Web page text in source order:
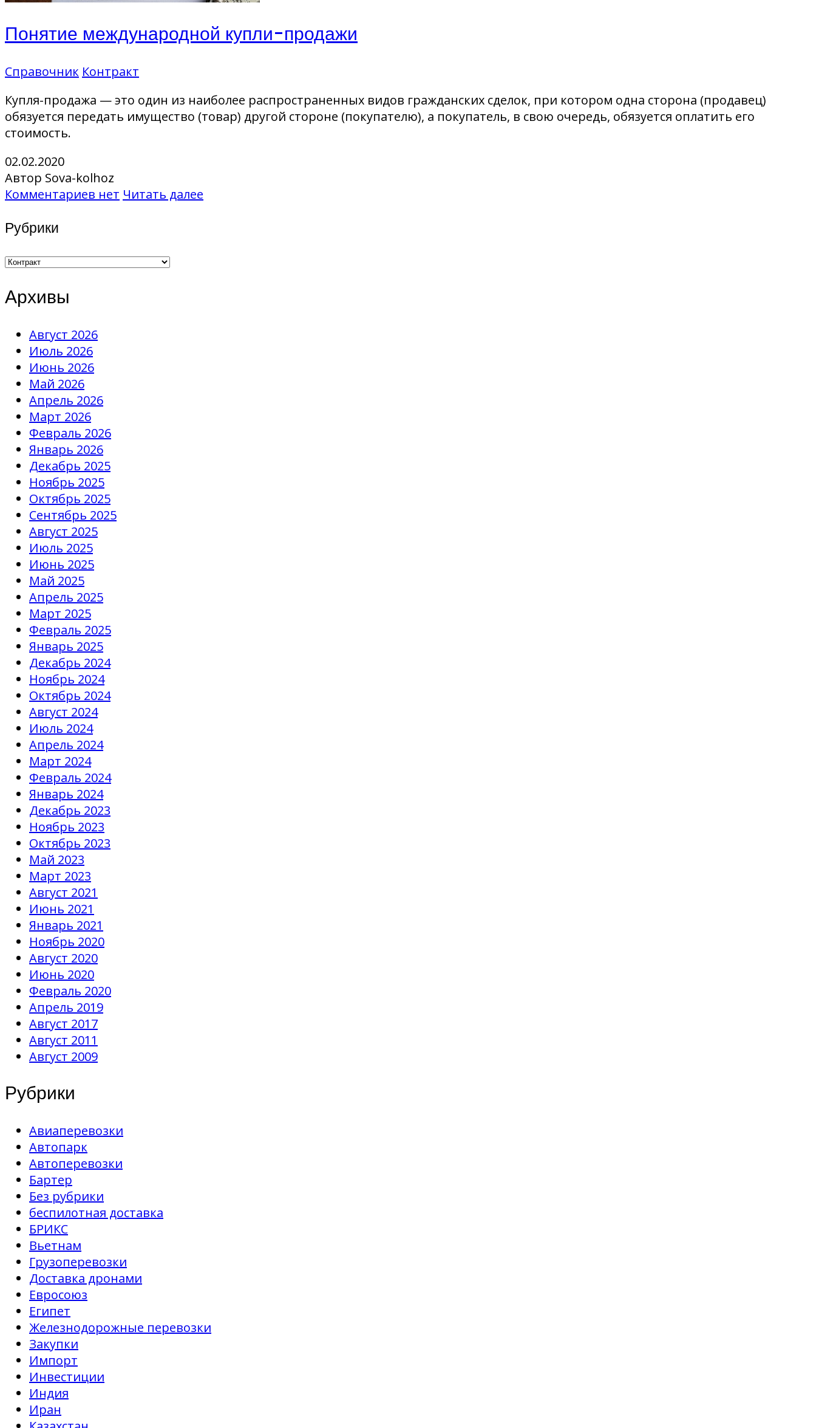
Понятие международной купли-продажи
Справочник Контракт
Купля-продажа — это один из наиболее распространенных видов гражданских сделок, при котором одна сторона (продавец)
обязуется передать имущество (товар) другой стороне (покупателю), а покупатель, в свою очередь, обязуется оплатить его
стоимость.
02.02.2020
Автор Sova-kolhoz
Комментариев нет Читать далее
Рубрики
Рубрики
Архивы
Август 2026
Июль 2026
Июнь 2026
Май 2026
Апрель 2026
Март 2026
Февраль 2026
Январь 2026
Декабрь 2025
Ноябрь 2025
Октябрь 2025
Сентябрь 2025
Август 2025
Июль 2025
Июнь 2025
Май 2025
Апрель 2025
Март 2025
Февраль 2025
Январь 2025
Декабрь 2024
Ноябрь 2024
Октябрь 2024
Август 2024
Июль 2024
Апрель 2024
Март 2024
Февраль 2024
Январь 2024
Декабрь 2023
Ноябрь 2023
Октябрь 2023
Май 2023
Март 2023
Август 2021
Июнь 2021
Январь 2021
Ноябрь 2020
Август 2020
Июнь 2020
Февраль 2020
Апрель 2019
Август 2017
Август 2011
Август 2009
Рубрики
Авиаперевозки
Автопарк
Автоперевозки
Бартер
Без рубрики
беспилотная доставка
БРИКС
Вьетнам
Грузоперевозки
Доставка дронами
Евросоюз
Египет
Железнодорожные перевозки
Закупки
Импорт
Инвестиции
Индия
Иран